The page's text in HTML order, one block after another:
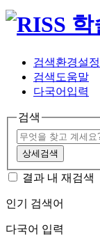
검색환경설정
검색도움말
다국어입력
검색
상세검색
결과 내 재검색
인기 검색어
다국어 입력